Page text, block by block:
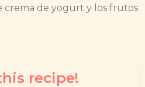
crema de yogurt y los frutos
recipe!